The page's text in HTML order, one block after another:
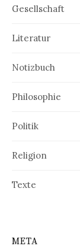
Gesellschaft
Literatur
Notizbuch
Philosophie
Politik
Religion
Texte
META